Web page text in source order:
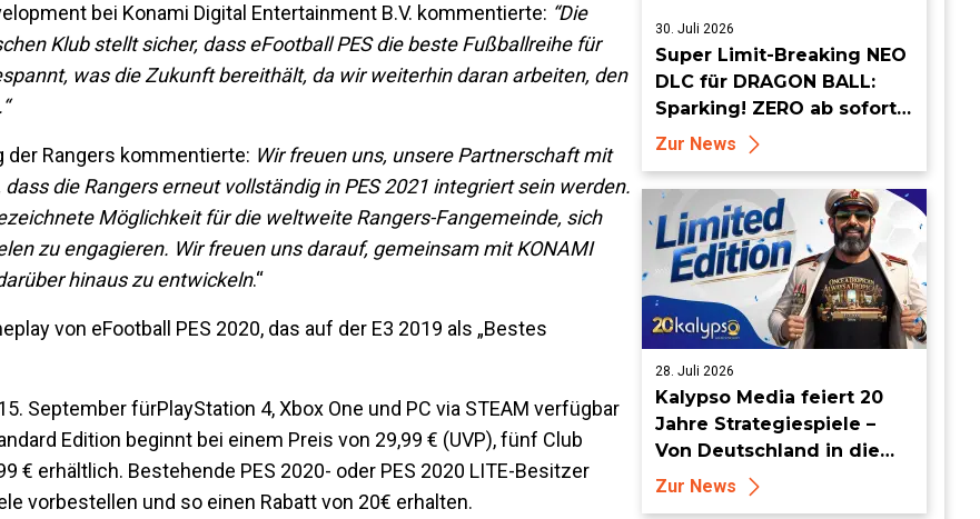
bei Konami Digital Entertainment B.V. kommentierte: “Die
Klub stellt sicher, dass eFootball PES die beste Fußballreihe für
was die Zukunft bereithält, da wir weiterhin daran arbeiten, den
der Rangers kommentierte: Wir freuen uns, unsere Partnerschaft mit
die Rangers erneut vollständig in PES 2021 integriert sein werden.
Möglichkeit für die weltweite Rangers-Fangemeinde, sich
zu engagieren. Wir freuen uns darauf, gemeinsam mit KONAMI
hinaus zu entwickeln.“
von eFootball PES 2020, das auf der E3 2019 als „Bestes
September fürPlayStation 4, Xbox One und PC via STEAM verfügbar
Edition beginnt bei einem Preis von 29,99 € (UVP), fünf Club
€ erhältlich. Bestehende PES 2020- oder PES 2020 LITE-Besitzer
vorbestellen und so einen Rabatt von 20€ erhalten.
30. Juli 2026
Super Limit-Breaking NEO
DLC für DRAGON BALL:
Sparking! ZERO ab sofort
erhältlich
Zur News
28. Juli 2026
Kalypso Media feiert 20
Jahre Strategiespiele –
Von Deutschland in die
Welt
Zur News